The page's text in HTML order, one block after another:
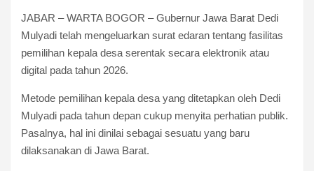
JABAR – WARTA BOGOR – Gubernur Jawa Barat Dedi
Mulyadi telah mengeluarkan surat edaran tentang fasilitas
pemilihan kepala desa serentak secara elektronik atau
digital pada tahun 2026.
Metode pemilihan kepala desa yang ditetapkan oleh Dedi
Mulyadi pada tahun depan cukup menyita perhatian publik.
Pasalnya, hal ini dinilai sebagai sesuatu yang baru
dilaksanakan di Jawa Barat.